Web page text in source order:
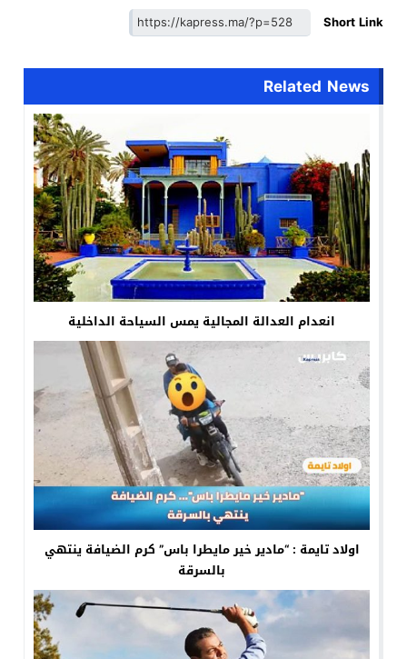
Short Link
Related News
انعدام العدالة المجالية يمس السياحة الداخلية
اولاد تايمة : “مادير خير مايطرا باس” كرم الضيافة ينتهي
بالسرقة